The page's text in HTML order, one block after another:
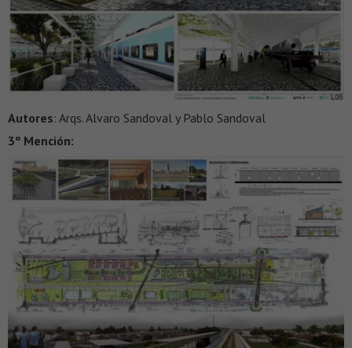
Autores: Arqs. Alvaro Sandoval y Pablo Sandoval
3º Mención: